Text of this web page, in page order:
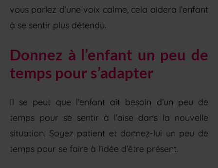
vous parlez d’une voix calme, cela aidera l’enfant
à se sentir plus détendu.
Donnez à l’enfant un peu de
temps pour s’adapter
Il se peut que l’enfant ait besoin d’un peu de
temps pour se sentir à l’aise dans la nouvelle
situation. Soyez patient et donnez-lui un peu de
temps pour se faire à l’idée d’être présent.